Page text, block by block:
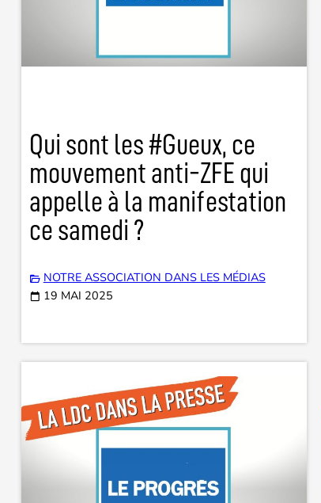
Qui sont les #Gueux, ce
mouvement anti-ZFE qui
appelle à la manifestation
ce samedi ?
NOTRE ASSOCIATION DANS LES MÉDIAS
19 MAI 2025